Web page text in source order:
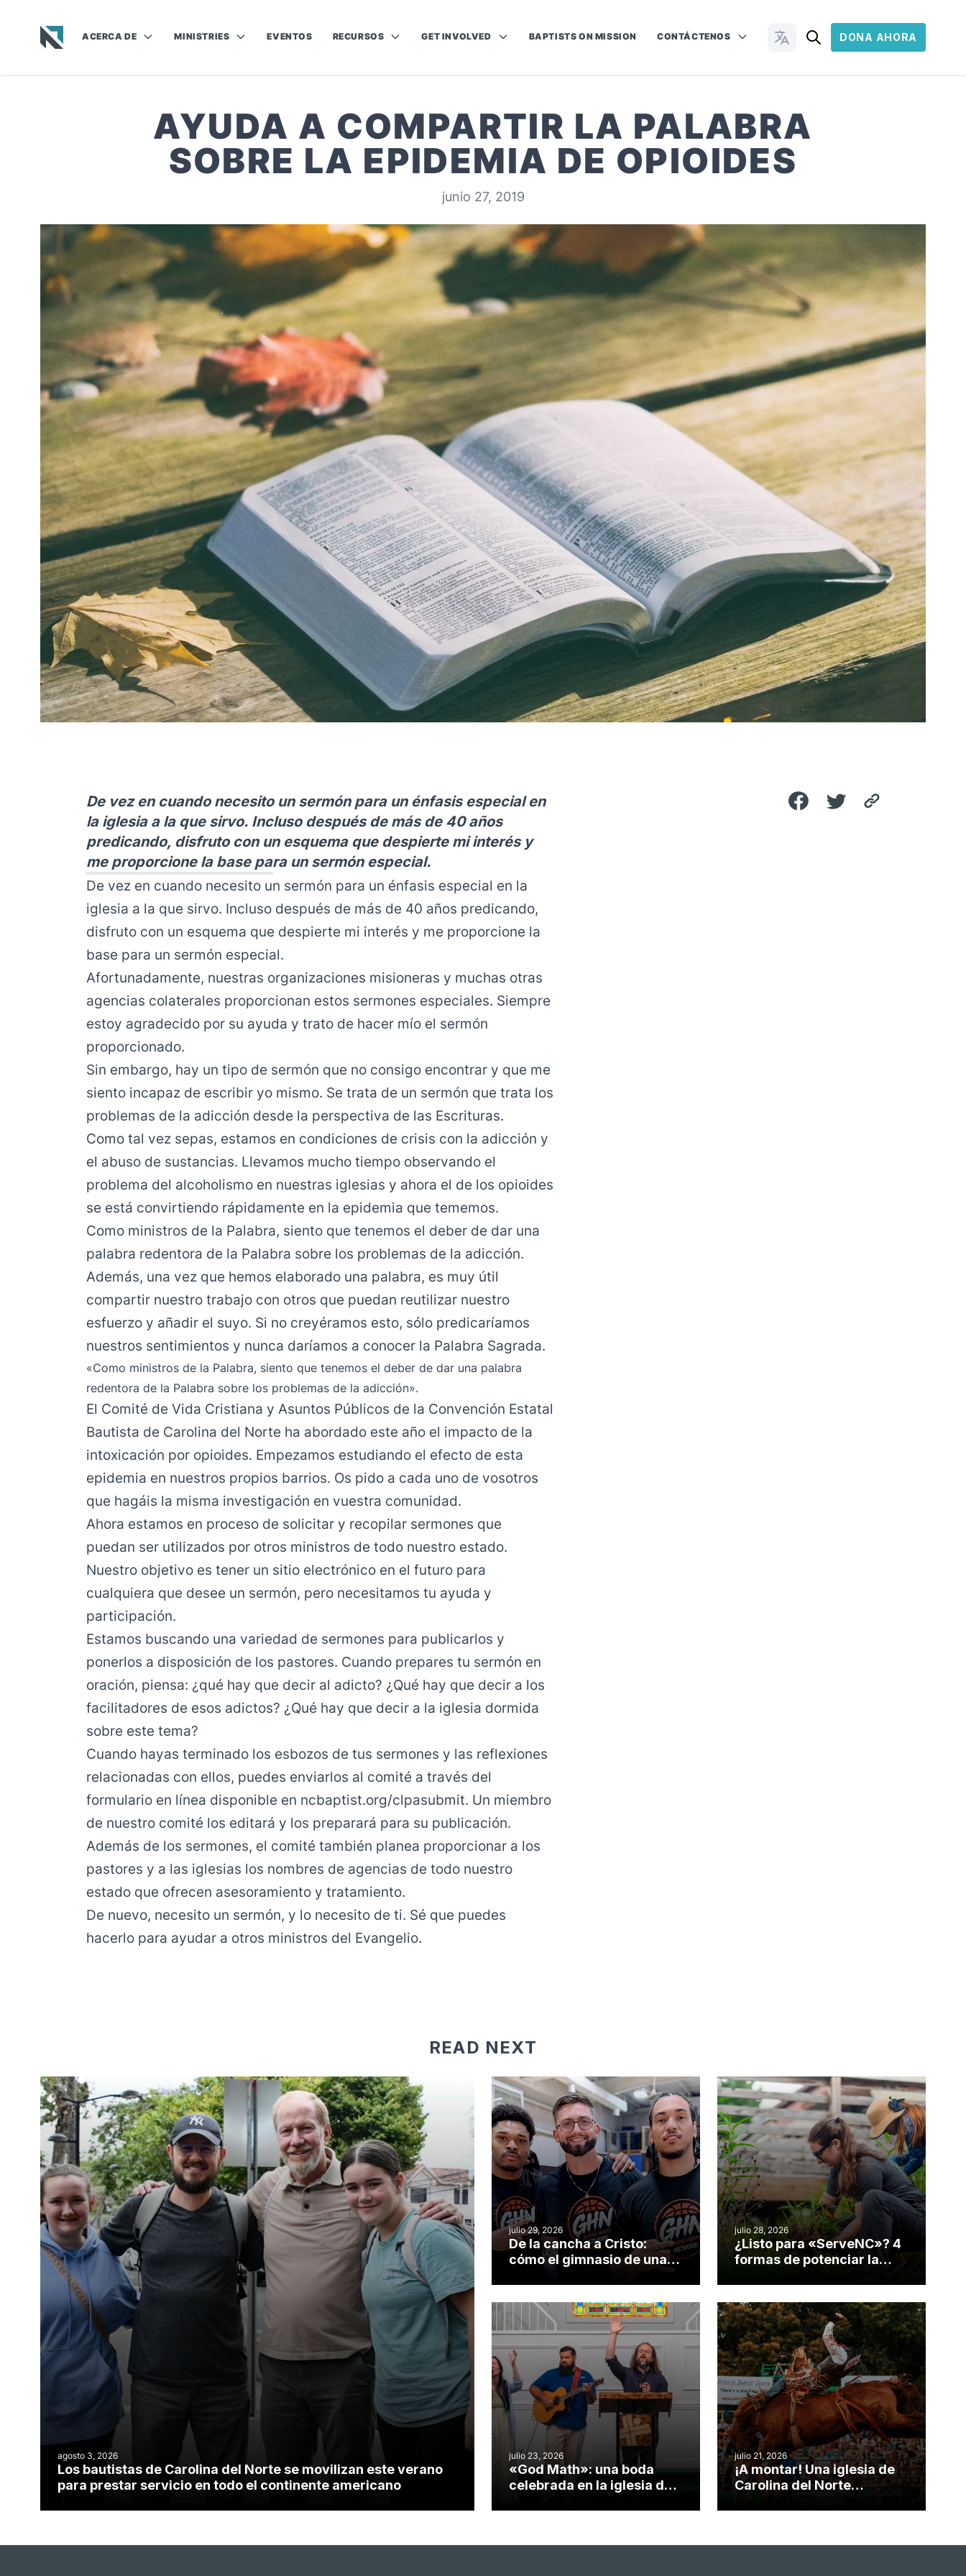
ACERCA DE MINISTRIES EVENTOS RECURSOS GET INVOLVED BAPTISTS ON MISSION CONTÁCTENOS Cambiar idiomaDONA AHORA
AYUDA A COMPARTIR LA PALABRA
SOBRE LA EPIDEMIA DE OPIOIDES
junio 27, 2019
De vez en cuando necesito un sermón para un énfasis especial en
la iglesia a la que sirvo. Incluso después de más de 40 años
predicando, disfruto con un esquema que despierte mi interés y
me proporcione la base para un sermón especial.
De vez en cuando necesito un sermón para un énfasis especial en la
iglesia a la que sirvo. Incluso después de más de 40 años predicando,
disfruto con un esquema que despierte mi interés y me proporcione la
base para un sermón especial.
Afortunadamente, nuestras organizaciones misioneras y muchas otras
agencias colaterales proporcionan estos sermones especiales. Siempre
estoy agradecido por su ayuda y trato de hacer mío el sermón
proporcionado.
Sin embargo, hay un tipo de sermón que no consigo encontrar y que me
siento incapaz de escribir yo mismo. Se trata de un sermón que trata los
problemas de la adicción desde la perspectiva de las Escrituras.
Como tal vez sepas, estamos en condiciones de crisis con la adicción y
el abuso de sustancias. Llevamos mucho tiempo observando el
problema del alcoholismo en nuestras iglesias y ahora el de los opioides
se está convirtiendo rápidamente en la epidemia que tememos.
Como ministros de la Palabra, siento que tenemos el deber de dar una
palabra redentora de la Palabra sobre los problemas de la adicción.
Además, una vez que hemos elaborado una palabra, es muy útil
compartir nuestro trabajo con otros que puedan reutilizar nuestro
esfuerzo y añadir el suyo. Si no creyéramos esto, sólo predicaríamos
nuestros sentimientos y nunca daríamos a conocer la Palabra Sagrada.
«Como ministros de la Palabra, siento que tenemos el deber de dar una palabra
redentora de la Palabra sobre los problemas de la adicción».
El Comité de Vida Cristiana y Asuntos Públicos de la Convención Estatal
Bautista de Carolina del Norte ha abordado este año el impacto de la
intoxicación por opioides. Empezamos estudiando el efecto de esta
epidemia en nuestros propios barrios. Os pido a cada uno de vosotros
que hagáis la misma investigación en vuestra comunidad.
Ahora estamos en proceso de solicitar y recopilar sermones que
puedan ser utilizados por otros ministros de todo nuestro estado.
Nuestro objetivo es tener un sitio electrónico en el futuro para
cualquiera que desee un sermón, pero necesitamos tu ayuda y
participación.
Estamos buscando una variedad de sermones para publicarlos y
ponerlos a disposición de los pastores. Cuando prepares tu sermón en
oración, piensa: ¿qué hay que decir al adicto? ¿Qué hay que decir a los
facilitadores de esos adictos? ¿Qué hay que decir a la iglesia dormida
sobre este tema?
Cuando hayas terminado los esbozos de tus sermones y las reflexiones
relacionadas con ellos, puedes enviarlos al comité a través del
formulario en línea disponible en ncbaptist.org/clpasubmit. Un miembro
de nuestro comité los editará y los preparará para su publicación.
Además de los sermones, el comité también planea proporcionar a los
pastores y a las iglesias los nombres de agencias de todo nuestro
estado que ofrecen asesoramiento y tratamiento.
De nuevo, necesito un sermón, y lo necesito de ti. Sé que puedes
hacerlo para ayudar a otros ministros del Evangelio.
READ NEXT
agosto 3, 2026
Los bautistas de Carolina del Norte se movilizan este verano
para prestar servicio en todo el continente americano
julio 29, 2026
De la cancha a Cristo:
cómo el gimnasio de una
misionero te cuento
julio 28, 2026
¿Listo para «ServeNC»? 4
formas de potenciar la
julio 23, 2026
«God Math»: una boda
celebrada en la iglesia de
julio 21, 2026
¡A montar! Una iglesia de
Carolina del Norte